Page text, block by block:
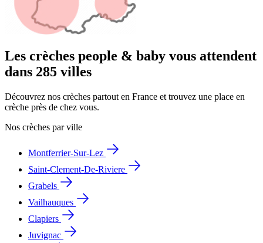
Les crèches people & baby vous attendent
dans 285 villes
Découvrez nos crèches partout en France et trouvez une place en
crèche près de chez vous.
Nos crèches par ville
Montferrier-Sur-Lez
Saint-Clement-De-Riviere
Grabels
Vailhauques
Clapiers
Juvignac